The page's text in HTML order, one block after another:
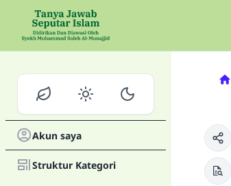
Akun saya
Struktur Kategori